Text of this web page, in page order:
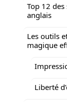
Top 12
anglais
Les outils
magique
Liberté